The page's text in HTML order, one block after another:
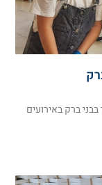
ברק באירועים